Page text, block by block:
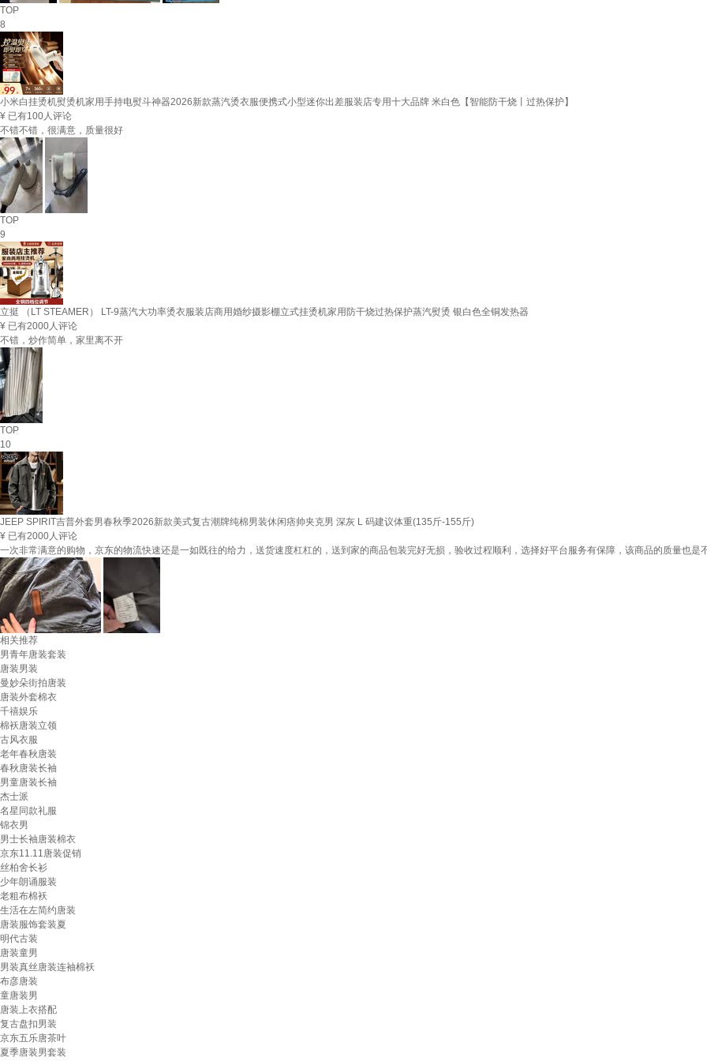
TOP
8
小米白挂烫机熨烫机家用手持电熨斗神器2026新款蒸汽烫衣服便携式小型迷你出差服装店专用十大品牌 米白色【智能防干烧丨过热保护】
¥ 已有100人评论
不错不错，很满意，质量很好
TOP
9
立挺 （LT STEAMER） LT-9蒸汽大功率烫衣服装店商用婚纱摄影棚立式挂烫机家用防干烧过热保护蒸汽熨烫 银白色全铜发热器
¥ 已有2000人评论
不错，炒作简单，家里离不开
TOP
10
JEEP SPIRIT吉普外套男春秋季2026新款美式复古潮牌纯棉男装休闲痞帅夹克男 深灰 L 码建议体重(135斤-155斤)
¥ 已有2000人评论
一次非常满意的购物，京东的物流快速还是一如既往的给力，送货速度杠杠的，送到家的商品包装完好无损，验收过程顺利，选择好平台服务有保障，该商品的质量也是
相关推荐
男青年唐装套装
唐装男装
曼妙朵街拍唐装
唐装外套棉衣
千禧娱乐
棉袄唐装立领
古风衣服
老年春秋唐装
春秋唐装长袖
男童唐装长袖
杰士派
名星同款礼服
锦衣男
男士长袖唐装棉衣
京东11.11唐装促销
丝柏舍长衫
少年朗诵服装
老粗布棉袄
生活在左简约唐装
唐装服饰套装夏
明代古装
唐装童男
男装真丝唐装连袖棉袄
布彦唐装
童唐装男
唐装上衣搭配
复古盘扣男装
京东五乐唐茶叶
夏季唐装男套装